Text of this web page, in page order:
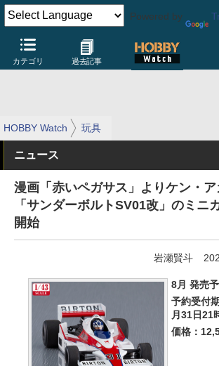
Powered by
カテゴリ 過去記事
HOBBY Watch 玩具
ニュース
漫画「赤いペガサス」よりケン・
「サンダーボルトSV01改」のミニ
開始
岩瀬賢斗
8月 発売
予約受付
月31日21
価格：